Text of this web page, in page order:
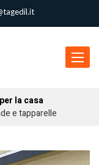
Toggle
la casa
e tapparelle